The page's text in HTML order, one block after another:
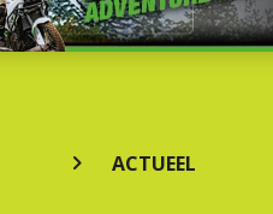
ACTUEEL